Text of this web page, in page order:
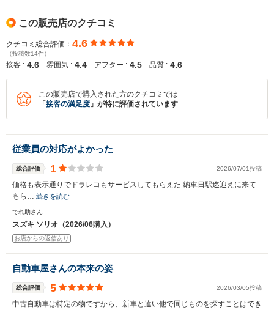
この販売店のクチコミ
クチコミ総合評価： 4.6
（投稿数14件）
接客 : 4.6 雰囲気 : 4.4 アフター : 4.5 品質 : 4.6
この販売店で購入された方のクチコミでは
「 接客の満足度 」が特に評価されています
従業員の対応がよかった
総合評価 1 2026/07/01投稿
価格も表示通りでドラレコもサービスしてもらえた 納車日駅迄迎えに来て
もら… 続きを読む
でれ助さん
スズキ ソリオ（2026/06購入）
お店からの返信あり
自動車屋さんの本来の姿
総合評価 5 2026/03/05投稿
中古自動車は特定の物ですから、新車と違い他で同じものを探すことはでき